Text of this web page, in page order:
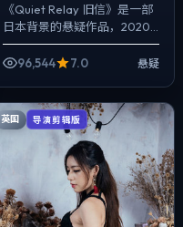
《Quiet Relay 旧信》是一部
日本背景的悬疑作品，2020
年公映，由程耳执导，朱一
龙、章子怡、任素汐等主演。
96,544 7.0 悬疑
英国 导演剪辑版